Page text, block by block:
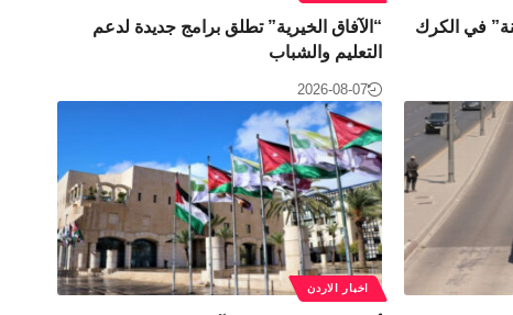
في الكرك
“الآفاق الخيرية” تطلق برامج جديدة لدعم
التعليم والشباب
2026-08-07
اخبار الاردن